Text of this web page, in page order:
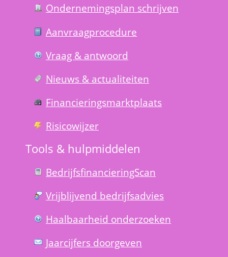
Ondernemings­plan schrijven
Aanvraag­procedure
Vraag & antwoord
Nieuws & actualiteiten
Financierings­markt­plaats
Risico­wijzer
Tools & hulp­middelen
Bedrijfsfinanciering­Scan
Vrijblijvend bedrijfs­advies
Haal­baar­heid onder­zoeken
Jaarcijfers doorgeven